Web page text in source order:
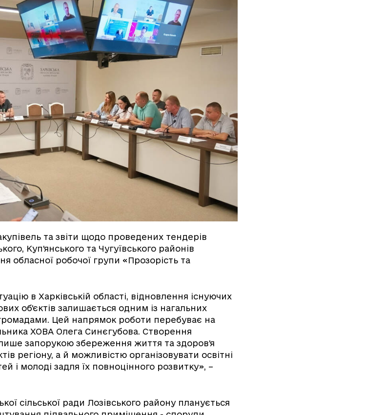
та звіти щодо проведених тендерів
Куп'янського та Чугуївського районів
обласної робочої групи «Прозорість та
в Харківській області, відновлення існуючих
об'єктів залишається одним із нагальних
Цей напрямок роботи перебуває на
ХОВА Олега Синєгубова. Створення
запорукою збереження життя та здоров'я
регіону, а й можливістю організовувати освітні
і молоді задля їх повноцінного розвитку», –
сільської ради Лозівського району планується